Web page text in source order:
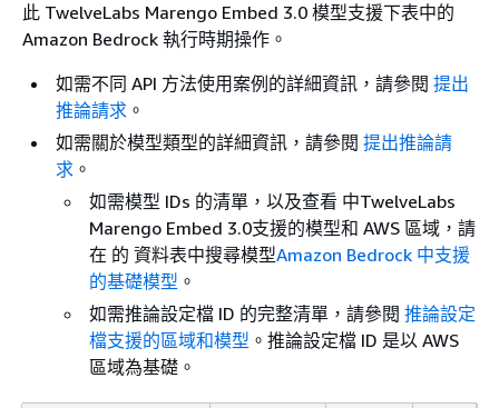
此 TwelveLabs Marengo Embed 3.0 模型支援下表中的
Amazon Bedrock 執行時期操作。
如需不同 API 方法使用案例的詳細資訊，請參閱 提出
推論請求 。
如需關於模型類型的詳細資訊，請參閱 提出推論請
求 。
如需模型 IDs 的清單，以及查看 中TwelveLabs
Marengo Embed 3.0支援的模型和 AWS 區域，請
在 的 資料表中搜尋模型Amazon Bedrock 中支援
的基礎模型 。
如需推論設定檔 ID 的完整清單，請參閱 推論設定
檔支援的區域和模型 。推論設定檔 ID 是以 AWS
區域為基礎。